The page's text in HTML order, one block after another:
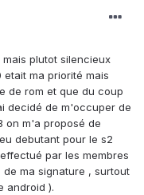
plutot silencieux
ma priorité mais
de rom et que du coup
decidé de m'occuper de
on m'a proposé de
debutant pour le s2
par les membres
ma signature , surtout
android ).